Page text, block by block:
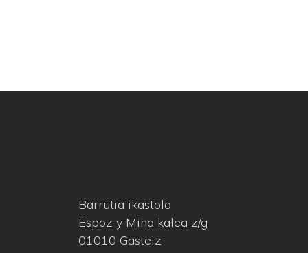
Barrutia ikastola
Espoz y Mina kalea z/g
01010 Gasteiz